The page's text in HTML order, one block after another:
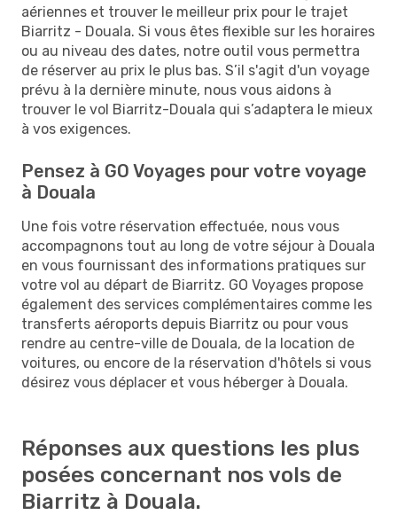
aériennes et trouver le meilleur prix pour le trajet
Biarritz - Douala. Si vous êtes flexible sur les horaires
ou au niveau des dates, notre outil vous permettra
de réserver au prix le plus bas. S’il s'agit d'un voyage
prévu à la dernière minute, nous vous aidons à
trouver le vol Biarritz-Douala qui s’adaptera le mieux
à vos exigences.
Pensez à GO Voyages pour votre voyage
à Douala
Une fois votre réservation effectuée, nous vous
accompagnons tout au long de votre séjour à Douala
en vous fournissant des informations pratiques sur
votre vol au départ de Biarritz. GO Voyages propose
également des services complémentaires comme les
transferts aéroports depuis Biarritz ou pour vous
rendre au centre-ville de Douala, de la location de
voitures, ou encore de la réservation d'hôtels si vous
désirez vous déplacer et vous héberger à Douala.
Réponses aux questions les plus
posées concernant nos vols de
Biarritz à Douala.